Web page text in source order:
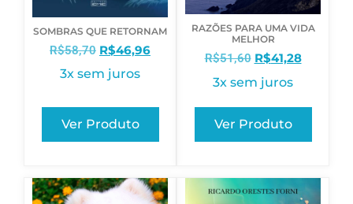
SOMBRAS QUE RETORNAM
R$58,70 R$46,96
3x sem juros
Ver Produto
RAZÕES PARA UMA VIDA
MELHOR
R$51,60 R$41,28
3x sem juros
Ver Produto